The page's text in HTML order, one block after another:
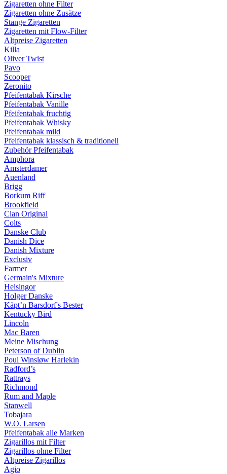
Zigaretten ohne Filter
Zigaretten ohne Zusätze
Stange Zigaretten
Zigaretten mit Flow-Filter
Altpreise Zigaretten
Killa
Oliver Twist
Pavo
Scooper
Zeronito
Pfeifentabak Kirsche
Pfeifentabak Vanille
Pfeifentabak fruchtig
Pfeifentabak Whisky
Pfeifentabak mild
Pfeifentabak klassisch & traditionell
Zubehör Pfeifentabak
Amphora
Amsterdamer
Auenland
Brigg
Borkum Riff
Brookfield
Clan Original
Colts
Danske Club
Danish Dice
Danish Mixture
Exclusiv
Farmer
Germain's Mixture
Helsingor
Holger Danske
Käpt’n Barsdorf's Bester
Kentucky Bird
Lincoln
Mac Baren
Meine Mischung
Peterson of Dublin
Poul Winsløw Harlekin
Radford’s
Rattrays
Richmond
Rum and Maple
Stanwell
Tobajara
W.O. Larsen
Pfeifentabak alle Marken
Zigarillos mit Filter
Zigarillos ohne Filter
Altpreise Zigarillos
Agio